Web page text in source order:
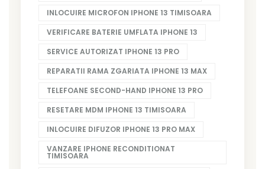
INLOCUIRE MICROFON IPHONE 13 TIMISOARA
VERIFICARE BATERIE UMFLATA IPHONE 13
SERVICE AUTORIZAT IPHONE 13 PRO
REPARATII RAMA ZGARIATA IPHONE 13 MAX
TELEFOANE SECOND-HAND IPHONE 13 PRO
RESETARE MDM IPHONE 13 TIMISOARA
INLOCUIRE DIFUZOR IPHONE 13 PRO MAX
VANZARE IPHONE RECONDITIONAT
TIMISOARA